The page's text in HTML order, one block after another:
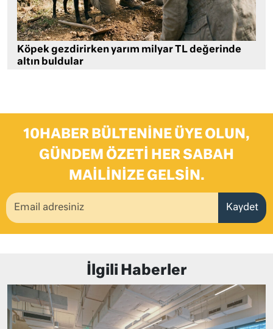
Köpek gezdirirken yarım milyar TL değerinde
altın buldular
10HABER BÜLTENINE ÜYE OLUN,
GÜNDEM ÖZETI HER SABAH
MAILINIZE GELSIN.
Kaydet
İlgili Haberler